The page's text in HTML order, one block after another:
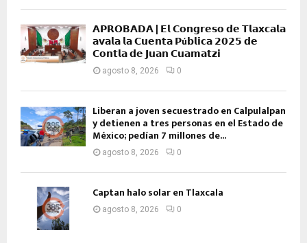
𝗔𝗣𝗥𝗢𝗕𝗔𝗗𝗔 | 𝗘𝗹 𝗖𝗼𝗻𝗴𝗿𝗲𝘀𝗼 𝗱𝗲 𝗧𝗹𝗮𝘅𝗰𝗮𝗹𝗮
𝗮𝘃𝗮𝗹𝗮 𝗹𝗮 𝗖𝘂𝗲𝗻𝘁𝗮 𝗣ú𝗯𝗹𝗶𝗰𝗮 𝟮𝟬𝟮𝟱 𝗱𝗲
𝗖𝗼𝗻𝘁𝗹𝗮 𝗱𝗲 𝗝𝘂𝗮𝗻 𝗖𝘂𝗮𝗺𝗮𝘁𝘇𝗶
agosto 8, 2026 0
Liberan a joven secuestrado en Calpulalpan
y detienen a tres personas en el Estado de
México; pedían 7 millones de...
agosto 8, 2026 0
Captan halo solar en Tlaxcala
agosto 8, 2026 0